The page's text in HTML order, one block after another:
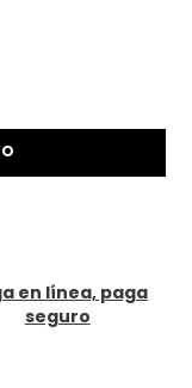
en línea, paga
seguro